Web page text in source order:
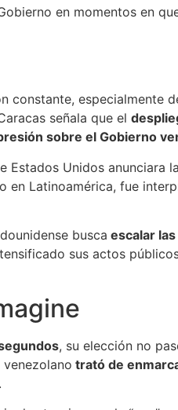
en momentos en
constante, especialmente
señala que el
sobre el Gobierno
Estados Unidos anunciara
Latinoamérica, fue
busca escalar
sus actos
, su elección no
trató de
.